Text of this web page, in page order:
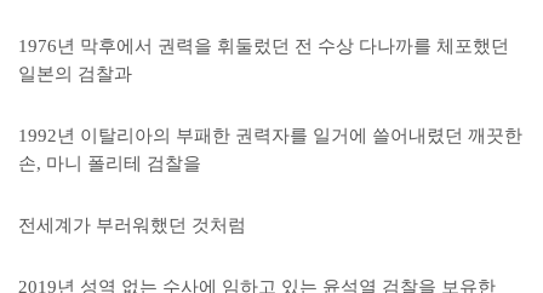
1976년 막후에서 권력을 휘둘렀던 전 수상 다나까를 체포했던
일본의 검찰과
1992년 이탈리아의 부패한 권력자를 일거에 쓸어내렸던 깨끗한
손, 마니 폴리테 검찰을
전세계가 부러워했던 것처럼
2019년 성역 없는 수사에 임하고 있는 윤석열 검찰을 보유한